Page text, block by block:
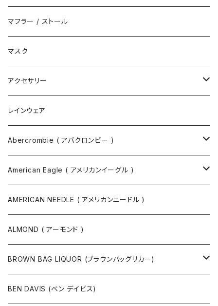
サンダル
ブーツ
エコバッグ / マーケットバッグ
ショルダーバッグ
トートバッグ
ボディバッグ
バックパック
ツールバッグ
ボディバッグ・ヒップバッグ
ボストンバッグ / 旅行バッグ
ポーチ
マフラー / ストール
マスク
アクセサリー
ネックレス
指輪
バングル
サングラス
マスク
ベルト
その他
レインウェア
Abercrombie ( アバクロンビー )
スウェット
カットソー
ニット
ジャケット・ブルゾン
コート
American Eagle ( アメリカンイーグル )
ニット
スウェット
カットソー
パンツ
AMERICAN NEEDLE ( アメリカンニードル )
ALMOND ( アーモンド )
BROWN BAG LIQUOR (ブラウンバッグリカー)
半袖Tシャツ
BEN DAVIS (ベン デイビス)